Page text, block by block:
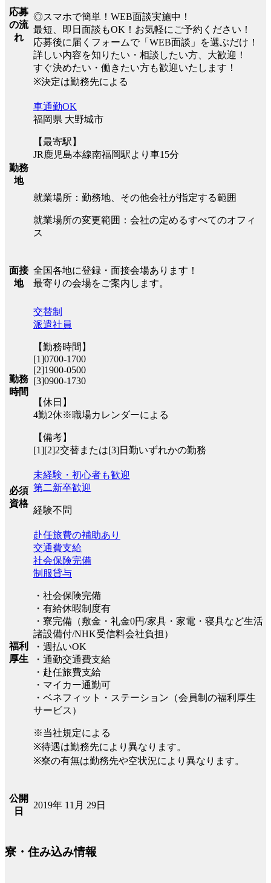
応募
の流
れ
◎スマホで簡単！WEB面談実施中！
最短、即日面談もOK！お気軽にご予約ください！
応募後に届くフォームで「WEB面談」を選ぶだけ！
詳しい内容を知りたい・相談したい方、大歓迎！
すぐ決めたい・働きたい方も歓迎いたします！
※決定は勤務先による
勤務
地
車通勤OK
福岡県 大野城市
【最寄駅】
JR鹿児島本線南福岡駅より車15分
就業場所：勤務地、その他会社が指定する範囲
就業場所の変更範囲：会社の定めるすべてのオフィ
ス
面接
地
全国各地に登録・面接会場あります！
最寄りの会場をご案内します。
勤務
時間
交替制
派遣社員
【勤務時間】
[1]0700-1700
[2]1900-0500
[3]0900-1730
【休日】
4勤2休※職場カレンダーによる
【備考】
[1][2]2交替または[3]日勤いずれかの勤務
必須
資格
未経験・初心者も歓迎
第二新卒歓迎
経験不問
福利
厚生
赴任旅費の補助あり
交通費支給
社会保険完備
制服貸与
・社会保険完備
・有給休暇制度有
・寮完備（敷金・礼金0円/家具・家電・寝具など生活
諸設備付/NHK受信料会社負担）
・週払いOK
・通勤交通費支給
・赴任旅費支給
・マイカー通勤可
・ベネフィット・ステーション（会員制の福利厚生
サービス）
※当社規定による
※待遇は勤務先により異なります。
※寮の有無は勤務先や空状況により異なります。
公開
日
2019年 11月 29日
寮・住み込み情報